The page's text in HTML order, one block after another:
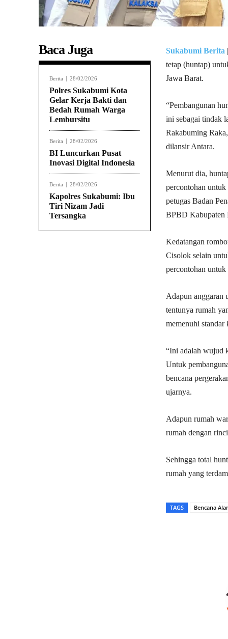
Baca Juga
Berita 28/02/2026
Polres Sukabumi Kota
Gelar Kerja Bakti dan
Bedah Rumah Warga
Lembursitu
Berita 28/02/2026
BI Luncurkan Pusat
Inovasi Digital Indonesia
Berita 28/02/2026
Kapolres Sukabumi: Ibu
Tiri Nizam Jadi
Tersangka
Sukabumi Berita
tetap (huntap)
Jawa Barat.
“Pembangunan
ini sebagai tindak
Rakabuming
dilansir Antara.
Menurut dia,
percontohan
petugas Badan
BPBD Kabupaten
Kedatangan
Cisolok selain
percontohan
Adapun anggaran
tentunya rumah
memenuhi standar
“Ini adalah wujud
Untuk
bencana
ujarnya.
Adapun rumah
rumah dengan
Sehingga total
rumah yang
TAGS Bencana